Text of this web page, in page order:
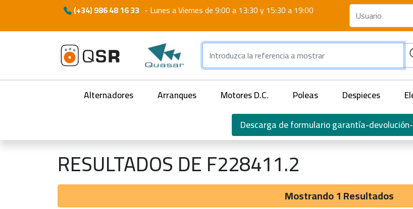
(+34) 986 48 16 33 - Lunes a Viernes de 9:00 a 13:30 y 15:30 a 19:00
Alternadores Arranques Motores D.C. Poleas Despieces
Descarga de formulario garantía-
RESULTADOS DE F228411.2
Mostrando 1 Resultados